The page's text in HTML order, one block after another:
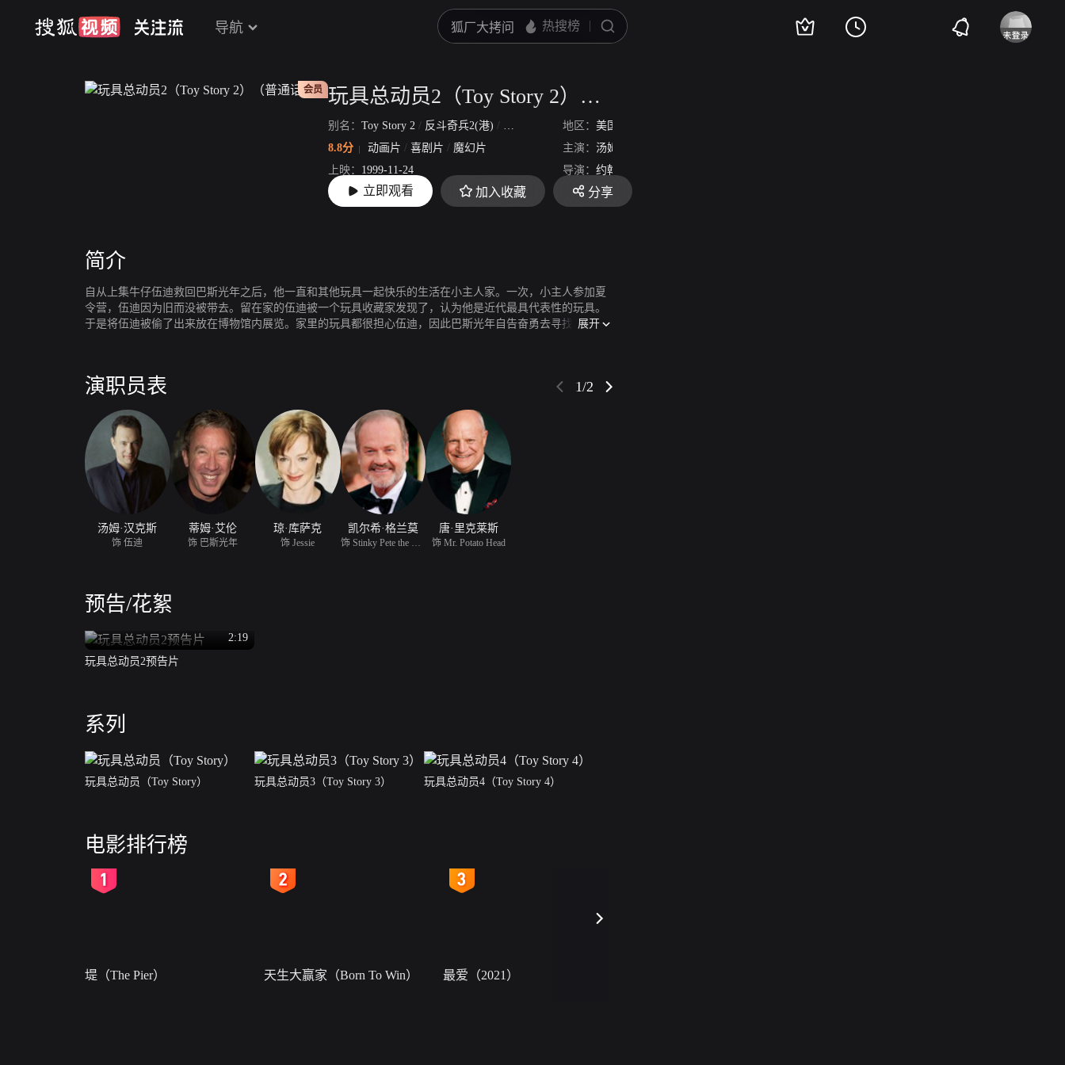
导航
会员 玩具总动员2（Toy Story 2）（普通话版）
别名： Toy Story 2 / 反斗奇兵2(港) / 反斗奇兵续集/玩具的故事2
地区： 美国
8.8分
动画片 / 喜剧片 / 魔幻片 主演： 汤姆·汉克斯
上映： 1999-11-24 导演： 约翰·拉塞特
片长： 88分38秒
立即观看 加入收藏 分享
简介
自从上集牛仔伍迪救回巴斯光年之后，他一直和其他玩具一起快乐的生活在小主人家。一次，小主人参加夏
令营，伍迪因为旧而没被带去。留在家的伍迪被一个玩具收藏家发现了，认为他是近代最具代表性的玩具。
于是将伍迪被偷了出来放在博物馆内展览。家里的玩具都很担心伍迪，因此巴斯光年自告奋勇去寻找伍迪，
展开
演职员表 1/2
汤姆·汉克斯
饰 伍迪
蒂姆·艾伦
饰 巴斯光年
琼·库萨克
饰 Jessie
凯尔希·格兰莫 唐·里克莱斯
饰 Mr. Potato Head
预告/花絮
2:19
玩具总动员2预告片
系列
玩具总动员（Toy Story） 玩具总动员3（Toy Story 3） 玩具总动员4（Toy Story 4）
电影排行榜
堤（The Pier） 天生大赢家（Born To Win） 最爱（2021）